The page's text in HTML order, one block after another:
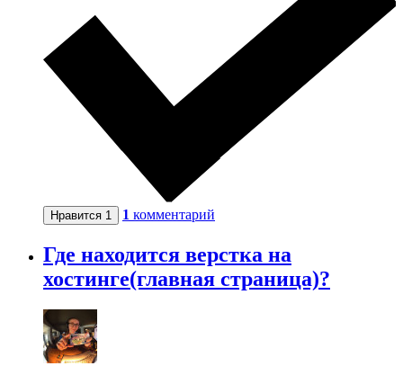
Нравится 1 1 комментарий
Где находится верстка на
хостинге(главная страница)?